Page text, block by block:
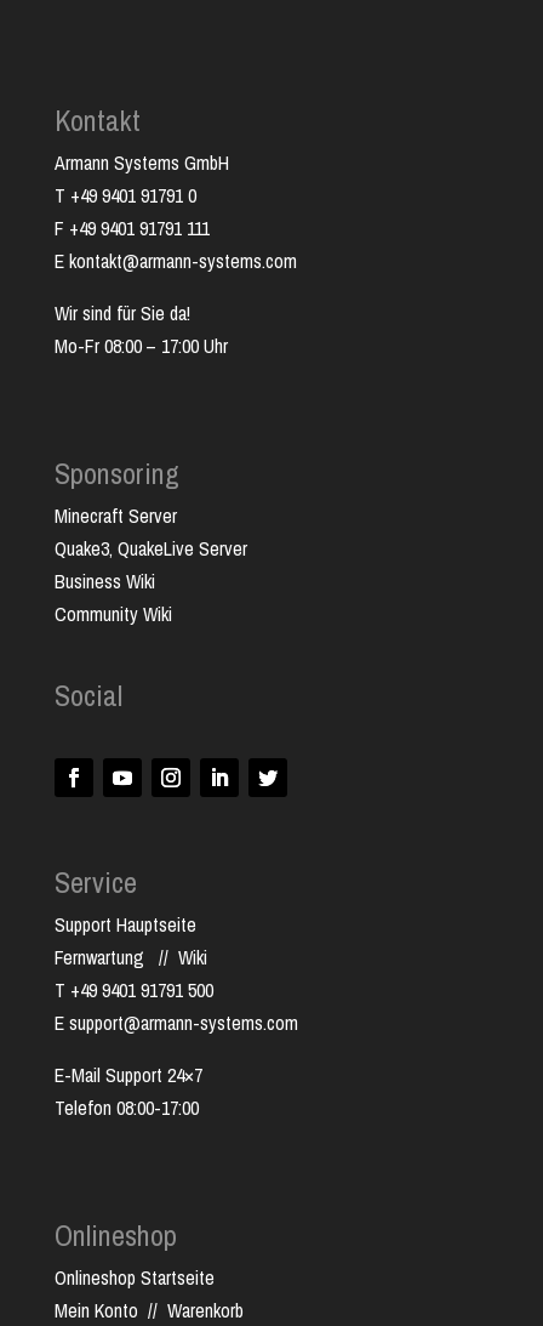
Kontakt
Armann Systems GmbH
T +49 9401 91791 0
F +49 9401 91791 111
E kontakt@armann-systems.com
Wir sind für Sie da!
Mo-Fr 08:00 – 17:00 Uhr
Sponsoring
Minecraft Server
Quake3, QuakeLive Server
Business Wiki
Community Wiki
Social
Service
Support Hauptseite
Fernwartung // Wiki
T +49 9401 91791 500
E support@armann-systems.com
E-Mail Support 24×7
Telefon 08:00-17:00
Onlineshop
Onlineshop Startseite
Mein Konto // Warenkorb